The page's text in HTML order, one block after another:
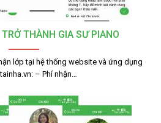
THÀNH GIA SƯ PIANO
lớp tại hệ thống website và ứng dụng
– Phí nhận…